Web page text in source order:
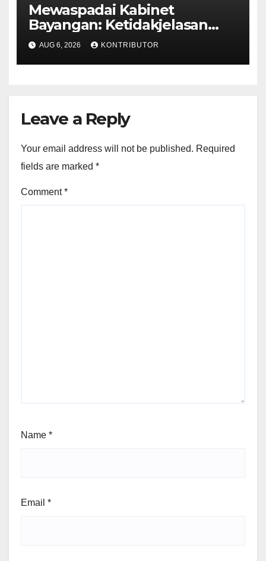
Mewaspadai Kabinet
Bayangan: Ketidakjelasan
Legitimasi Moral dan
Representasi
AUG 6, 2026 KONTRIBUTOR
Leave a Reply
Your email address will not be published. Required
fields are marked *
Comment*
Name *
Email *